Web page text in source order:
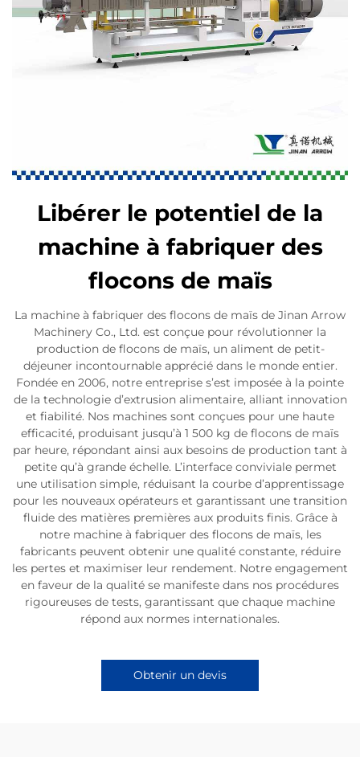
Libérer le potentiel de la
machine à fabriquer des
flocons de maïs
La machine à fabriquer des flocons de maïs de Jinan Arrow
Machinery Co., Ltd. est conçue pour révolutionner la
production de flocons de maïs, un aliment de petit-
déjeuner incontournable apprécié dans le monde entier.
Fondée en 2006, notre entreprise s’est imposée à la pointe
de la technologie d’extrusion alimentaire, alliant innovation
et fiabilité. Nos machines sont conçues pour une haute
efficacité, produisant jusqu’à 1 500 kg de flocons de maïs
par heure, répondant ainsi aux besoins de production tant à
petite qu’à grande échelle. L’interface conviviale permet
une utilisation simple, réduisant la courbe d’apprentissage
pour les nouveaux opérateurs et garantissant une transition
fluide des matières premières aux produits finis. Grâce à
notre machine à fabriquer des flocons de maïs, les
fabricants peuvent obtenir une qualité constante, réduire
les pertes et maximiser leur rendement. Notre engagement
en faveur de la qualité se manifeste dans nos procédures
rigoureuses de tests, garantissant que chaque machine
répond aux normes internationales.
Obtenir un devis